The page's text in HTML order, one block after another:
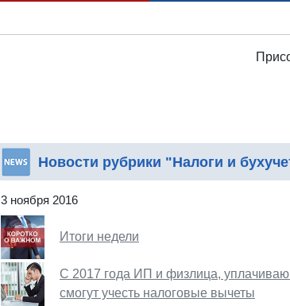
Новости рубрики "Налоги и
3 ноября 2016
Итоги недели
С 2017 года ИП и физлица,
смогут учесть налоговые вычеты